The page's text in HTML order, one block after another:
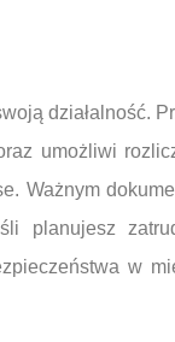
działalność.
umożliwi
Ważnym
planujesz
w